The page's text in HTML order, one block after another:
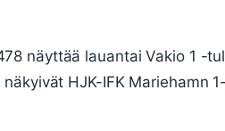
näyttää lauantai Vakio 1 -
HJK-IFK Mariehamn